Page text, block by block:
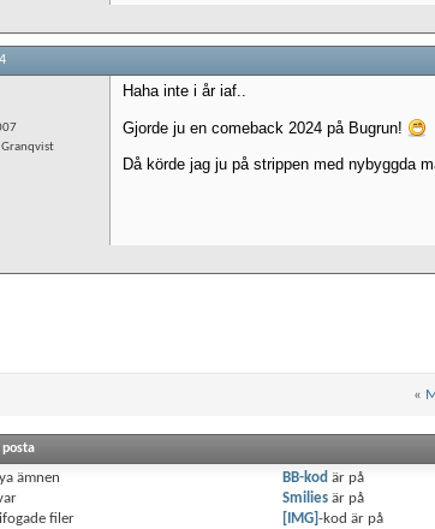
Granqvist
Haha inte i år iaf..
Gjorde ju en comeback 2024 på Bugrun!
Då körde jag ju på strippen med nybyggda
«
ämnen
filer
BB-kod är på
Smilies är på
[IMG]-kod är på